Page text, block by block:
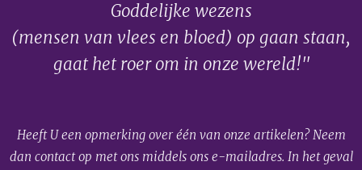
Goddelijke wezens
(mensen van vlees en bloed) op gaan staan,
gaat het roer om in onze wereld!"
Heeft U een opmerking over één van onze artikelen? Neem
dan contact op met ons middels ons e-mailadres. In het geval